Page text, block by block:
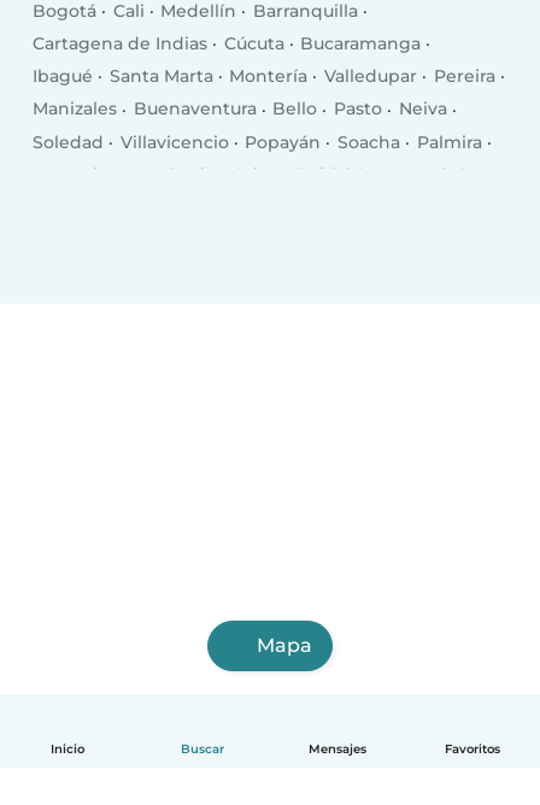
Inicio Buscar Mensajes Favoritos
Bogotá Cali Medellín
Barranquilla
Cartagena de Indias
Cúcuta
Bucaramanga
Ibagué
Santa Marta Montería Valledupar
Pereira
Manizales
Buenaventura Bello Pasto
Neiva
Soledad
Villavicencio Popayán Soacha
Palmira
Armenia
Itagüí Sincelejo Floridablanca
Tuluá
Mapa